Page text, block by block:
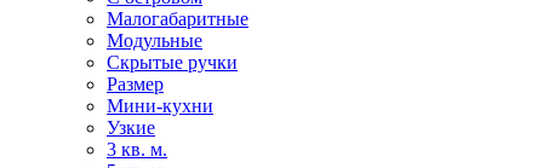
Малогабаритные
Модульные
Скрытые ручки
Размер
Мини-кухни
Узкие
3 кв. м.